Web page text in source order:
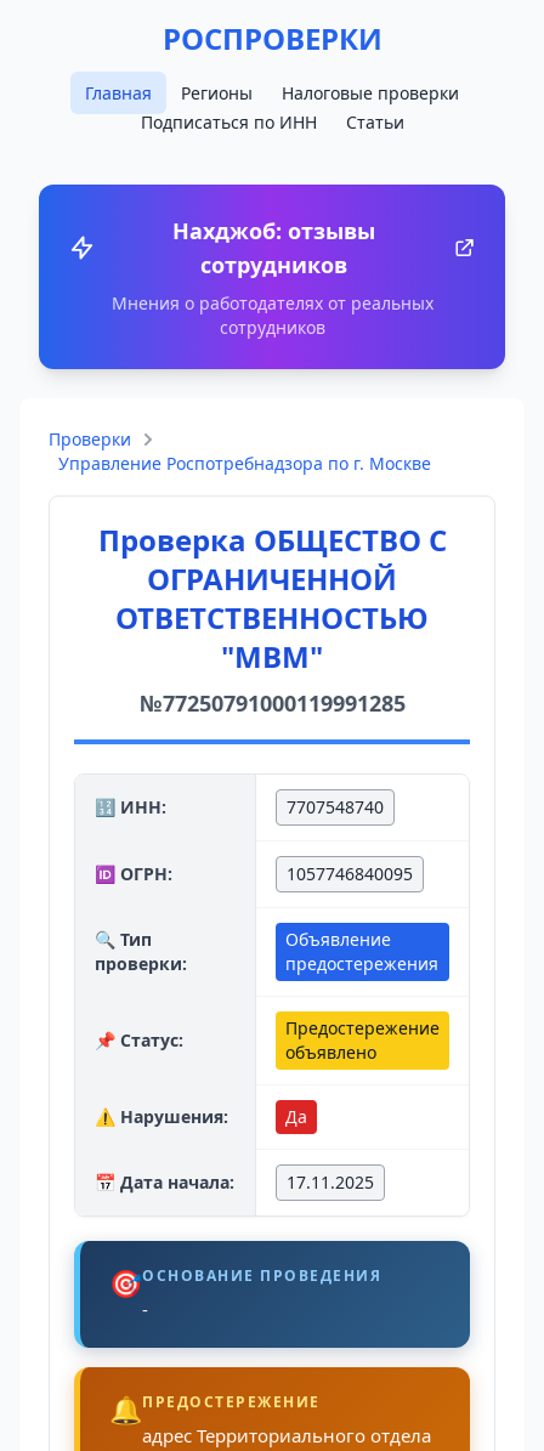
РОСПРОВЕРКИ
Главная Регионы
Налоговые проверки
Подписаться по ИНН
Статьи
Нахджоб: отзывы
сотрудников
Мнения о работодателях от реальных
сотрудников
Проверки
Управление Роспотребнадзора по г. Москве
Проверка ОБЩЕСТВО С
ОГРАНИЧЕННОЙ
ОТВЕТСТВЕННОСТЬЮ
"МВМ"
№77250791000119991285
🔢 ИНН: 7707548740
🆔 ОГРН: 1057746840095
🔍 Тип
проверки:
Объявление
предостережения
📌 Статус:
Предостережение
объявлено
⚠️ Нарушения: Да
📅 Дата начала: 17.11.2025
🎯ОСНОВАНИЕ ПРОВЕДЕНИЯ
-
🔔ПРЕДОСТЕРЕЖЕНИЕ
адрес Территориального отдела